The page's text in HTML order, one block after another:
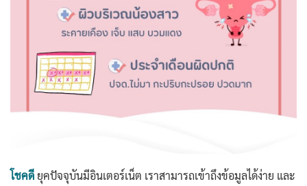
โชคดียุคปัจจุบันมีอินเตอร์เน็ต เราสามารถเข้าถึงข้อมูลได้ง่าย และ